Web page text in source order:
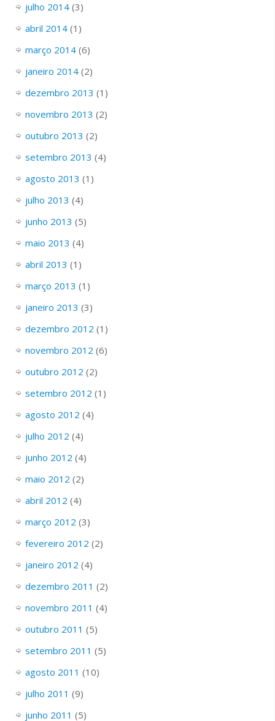
julho 2014(3)
abril 2014(1)
março 2014(6)
janeiro 2014(2)
dezembro 2013 (1)
novembro 2013 (2)
outubro 2013 (2)
setembro 2013 (4)
agosto 2013 (1)
julho 2013 (4)
junho 2013 (5)
maio 2013 (4)
abril 2013 (1)
março 2013 (1)
janeiro 2013 (3)
dezembro 2012 (1)
novembro 2012 (6)
outubro 2012 (2)
setembro 2012 (1)
agosto 2012 (4)
julho 2012 (4)
junho 2012 (4)
maio 2012 (2)
abril 2012 (4)
março 2012 (3)
fevereiro 2012 (2)
janeiro 2012 (4)
dezembro 2011 (2)
novembro 2011 (4)
outubro 2011 (5)
setembro 2011 (5)
agosto 2011 (10)
julho 2011 (9)
junho 2011 (5)